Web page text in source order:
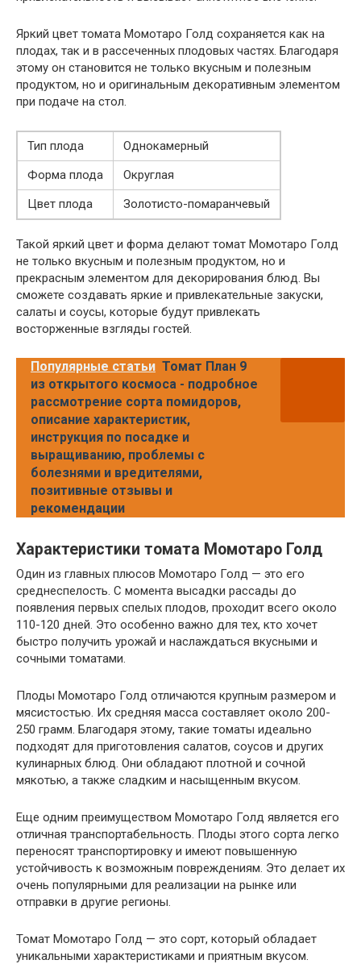
Яркий цвет томата Момотаро Голд сохраняется как на
плодах, так и в рассеченных плодовых частях. Благодаря
этому он становится не только вкусным и полезным
продуктом, но и оригинальным декоративным элементом
при подаче на стол.
Тип плода
Однокамерный
Форма плода
Округлая
Цвет плода
Золотисто-помаранчевый
Такой яркий цвет и форма делают томат Момотаро Голд
не только вкусным и полезным продуктом, но и
прекрасным элементом для декорирования блюд. Вы
сможете создавать яркие и привлекательные закуски,
салаты и соусы, которые будут привлекать
восторженные взгляды гостей.
Популярные статьи Томат План 9
из открытого космоса - подробное
рассмотрение сорта помидоров,
описание характеристик,
инструкция по посадке и
выращиванию, проблемы с
болезнями и вредителями,
позитивные отзывы и
рекомендации
Характеристики томата Момотаро Голд
Один из главных плюсов Момотаро Голд — это его
среднеспелость. С момента высадки рассады до
появления первых спелых плодов, проходит всего около
110-120 дней. Это особенно важно для тех, кто хочет
быстро получить урожай и наслаждаться вкусными и
сочными томатами.
Плоды Момотаро Голд отличаются крупным размером и
мясистостью. Их средняя масса составляет около 200-
250 грамм. Благодаря этому, такие томаты идеально
подходят для приготовления салатов, соусов и других
кулинарных блюд. Они обладают плотной и сочной
мякотью, а также сладким и насыщенным вкусом.
Еще одним преимуществом Момотаро Голд является его
отличная транспортабельность. Плоды этого сорта легко
переносят транспортировку и имеют повышенную
устойчивость к возможным повреждениям. Это делает их
очень популярными для реализации на рынке или
отправки в другие регионы.
Томат Момотаро Голд — это сорт, который обладает
уникальными характеристиками и приятным вкусом.